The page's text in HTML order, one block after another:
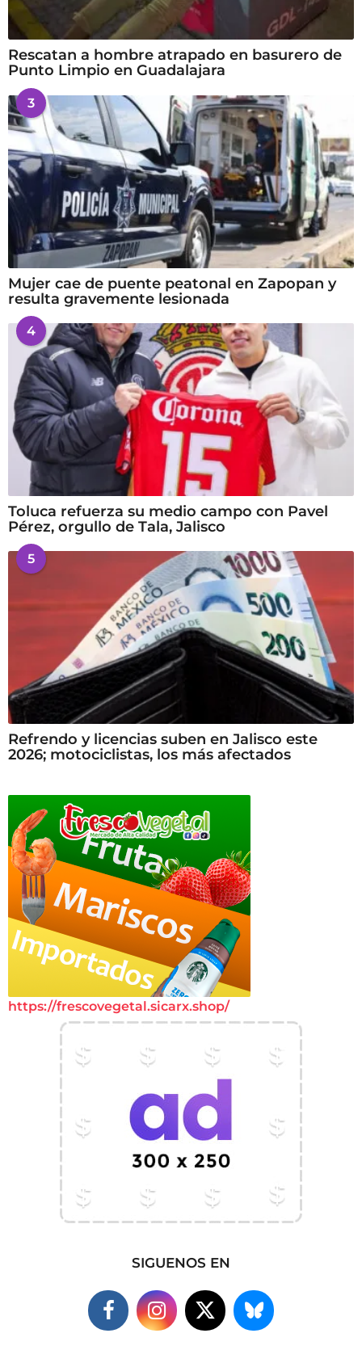
Rescatan a hombre atrapado en basurero de
Punto Limpio en Guadalajara
3
Mujer cae de puente peatonal en Zapopan y
resulta gravemente lesionada
4
Toluca refuerza su medio campo con Pavel
Pérez, orgullo de Tala, Jalisco
5
Refrendo y licencias suben en Jalisco este
2026; motociclistas, los más afectados
https://frescovegetal.sicarx.shop/
SIGUENOS EN